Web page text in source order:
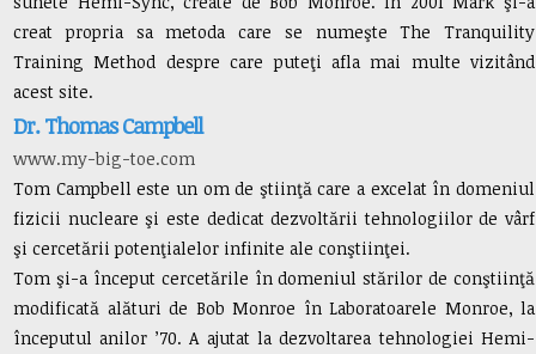
creat propria sa metoda care se numeşte The Tranquility
Training Method despre care puteţi afla mai multe vizitând
acest site.
Dr. Thomas Campbell
www.my-big-toe.com
Tom Campbell este un om de ştiinţă care a excelat în domeniul
fizicii nucleare şi este dedicat dezvoltării tehnologiilor de vârf
şi cercetării potenţialelor infinite ale conştiinţei.
Tom şi-a început cercetările în domeniul stărilor de conştiinţă
modificată alături de Bob Monroe în Laboratoarele Monroe, la
începutul anilor ’70. A ajutat la dezvoltarea tehnologiei Hemi-